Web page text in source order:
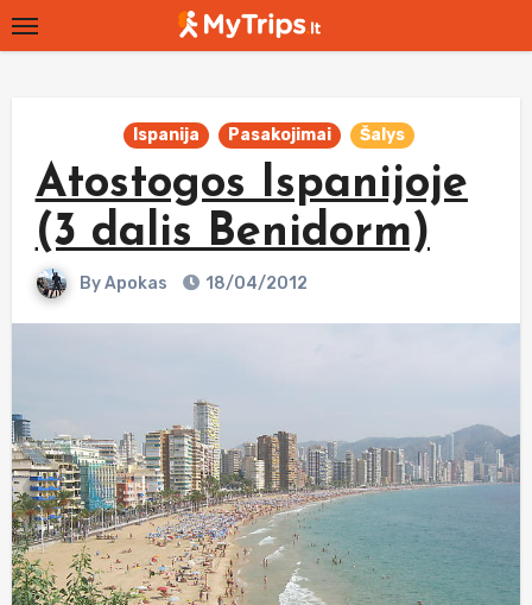
Skip
to
Ispanija Pasakojimai Šalys
Atostogos Ispanijoje
(3 dalis Benidorm)
ByApokas 18/04/2012